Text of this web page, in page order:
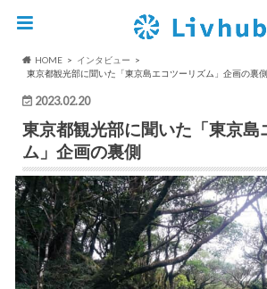
HOME
インタビュー
東京都観光部に聞いた「東京島エコツーリズム」企画の裏側
2023.02.20
東京都観光部に聞いた「東京島
ム」企画の裏側